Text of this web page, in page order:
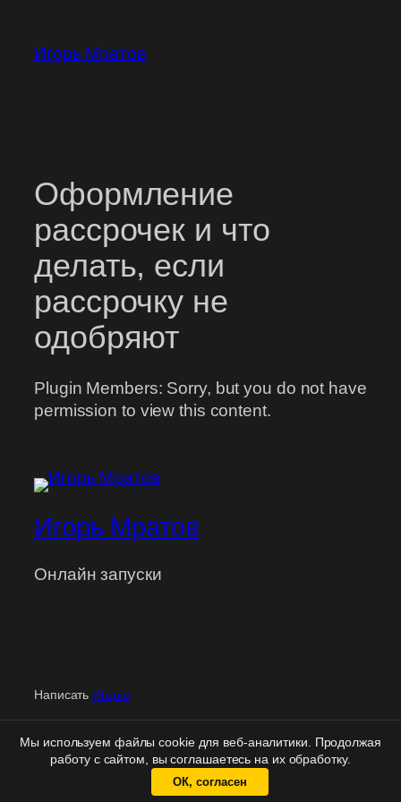
Мы используем файлы cookie для веб-аналитики. Продолжая
работу с сайтом, вы соглашаетесь на их обработку.
ОК, согласен
содержимому
Игорь Мратов
Оформление
рассрочек и что
делать, если
рассрочку не
одобряют
Plugin Members: Sorry, but you do not have
permission to view this content.
Игорь Мратов
Онлайн запуски
Написать Игорю
Персональная поддержка | Вход для клиентов
Политика конфиденциальности
Правовая информация